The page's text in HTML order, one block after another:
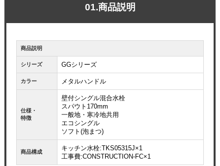
01.商品説明
商品説明
シリーズ GGシリーズ
カラー メタルハンドル
仕様・
特徴
壁付シングル混合水栓
スパウト170mm
一般地・寒冷地共用
エコシングル
ソフト(泡まつ)
商品構成
キッチン水栓:TKS05315J×1
工事費:CONSTRUCTION-FC×1